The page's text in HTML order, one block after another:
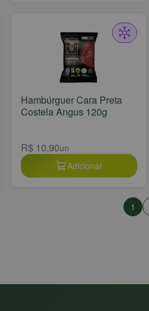
Hambúrguer Cara Preta
Costela Angus 120g
R$ 10,90un
Adicionar
1